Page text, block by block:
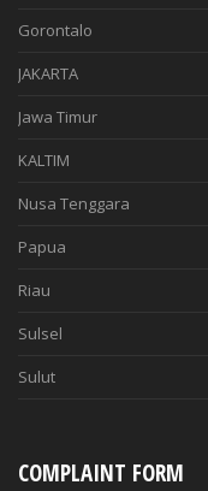
Gorontalo
JAKARTA
Jawa Timur
KALTIM
Nusa Tenggara
Papua
Riau
Sulsel
Sulut
COMPLAINT FORM